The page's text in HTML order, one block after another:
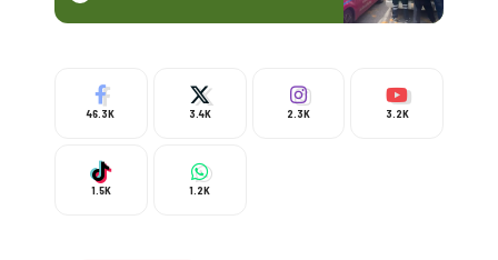
46.3K 3.4K 2.3K 3.2K
1.5K 1.2K